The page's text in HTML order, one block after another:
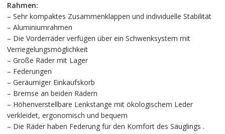
Rahmen:
– Sehr kompaktes Zusammenklappen und individuelle Stabilität
– Aluminiumrahmen
– Die Vorderräder verfügen über ein Schwenksystem mit
Verriegelungsmöglichkeit
– Große Räder mit Lager
– Federungen
– Geräumiger Einkaufskorb
– Bremse an beiden Rädern
– Höhenverstellbare Lenkstange mit ökologischem Leder
verkleidet, ergonomisch und bequem
– Die Räder haben Federung für den Komfort des Säuglings .